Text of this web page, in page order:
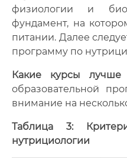
физиологии и
фундамент, на
питании. Далее
программу по
Какие курсы лучше
образовательной
внимание на
Таблица 3:
нутрициологии